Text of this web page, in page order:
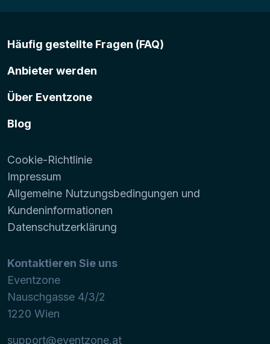
Häufig gestellte Fragen (FAQ)
Anbieter werden
Über Eventzone
Blog
Cookie-Richtlinie
Impressum
Allgemeine Nutzungsbedingungen und
Kundeninformationen
Datenschutzerklärung
Kontaktieren Sie uns
Eventzone
Nauschgasse 4/3/2
1220 Wien
support@eventzone.at